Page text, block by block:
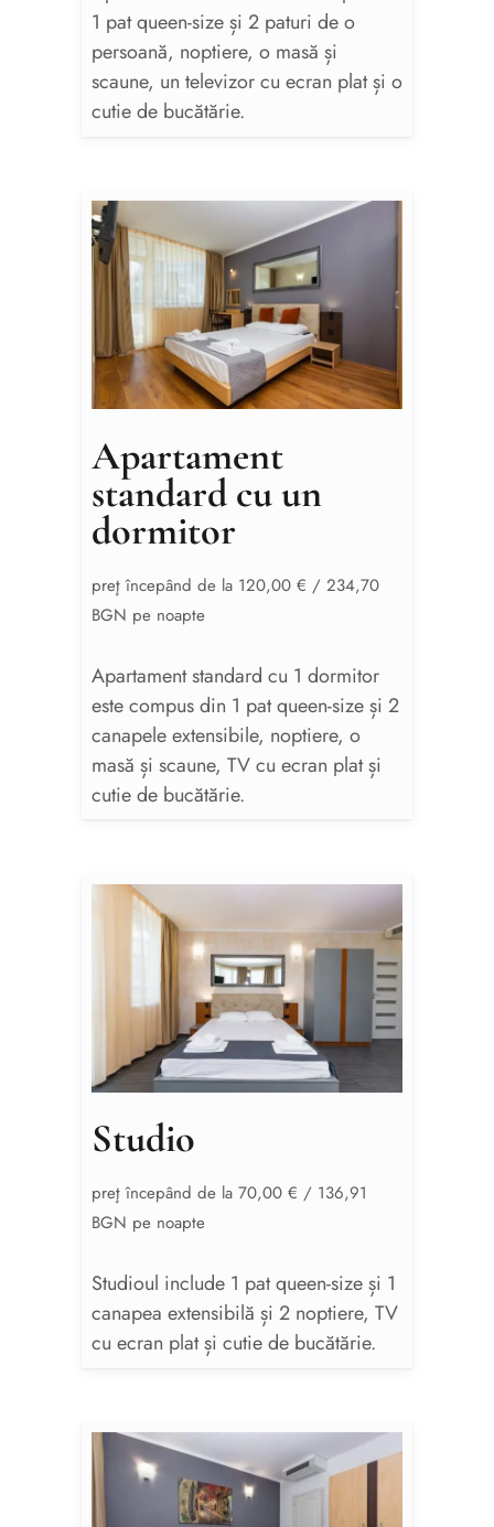
1 pat queen-size și 2 paturi de o
persoană, noptiere, o masă și
scaune, un televizor cu ecran plat și o
cutie de bucătărie.
Apartament
standard cu un
dormitor
preţ începând de la 120,00 € / 234,70
BGN pe noapte
Apartament standard cu 1 dormitor
este compus din 1 pat queen-size și 2
canapele extensibile, noptiere, o
masă și scaune, TV cu ecran plat și
cutie de bucătărie.
Studio
preţ începând de la 70,00 € / 136,91
BGN pe noapte
Studioul include 1 pat queen-size și 1
canapea extensibilă și 2 noptiere, TV
cu ecran plat și cutie de bucătărie.